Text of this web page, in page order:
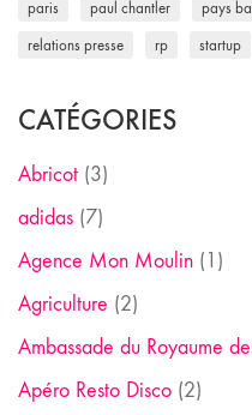
paris paul chantler pays
relations presse rp startup
CATÉGORIES
Abricot (3)
adidas (7)
Agence Mon Moulin (1)
Agriculture (2)
Ambassade du Royaume
Apéro Resto Disco (2)